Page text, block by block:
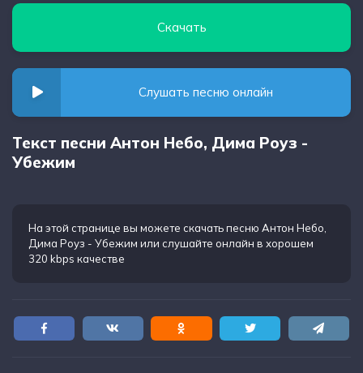
Скачать
Слушать песню онлайн
Текст песни Антон Небо, Дима Роуз -
Убежим
На этой странице вы можете скачать песню Антон Небо,
Дима Роуз - Убежим или слушайте онлайн в хорошем
320 kbps качестве